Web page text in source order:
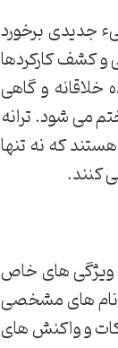
جدیدی برخورد
و کشف کارکردها
و گاهی
می شود. ترانه
که نه تنها
کنند.
ویژگی های خاص
نام های مشخصی
و واکنش های